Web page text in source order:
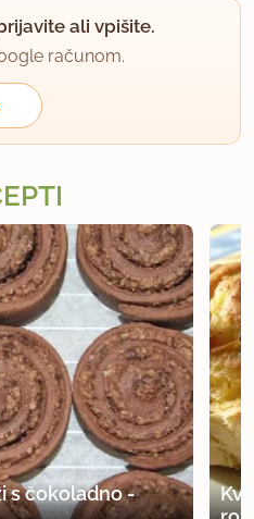
ali vpišite.
računom.
s čokoladno -